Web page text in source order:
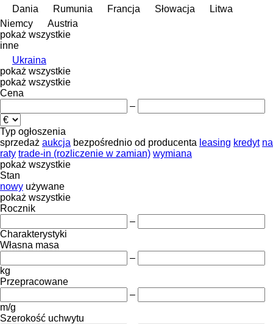
Dania
Rumunia Francja Słowacja
Litwa
Niemcy
Austria
pokaż wszystkie
inne
Ukraina
pokaż wszystkie
pokaż wszystkie
Cena
–
Typ ogłoszenia
sprzedaż aukcja bezpośrednio od producenta leasing kredyt na
raty trade-in (rozliczenie w zamian) wymiana
pokaż wszystkie
Stan
nowy używane
pokaż wszystkie
Rocznik
–
Charakterystyki
Własna masa
–
kg
Przepracowane
–
m/g
Szerokość uchwytu